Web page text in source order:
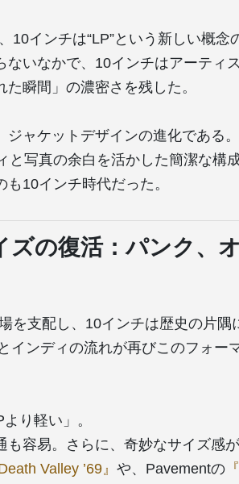
10インチは“LP”という新しい概念
ないなかで、10インチはアーティ
瞬間」の濃密さを残した。
ジャケットデザインの進化である
と写真の余白を活かした簡潔な構
10インチ時代だった。
ズの復活：パンク、
を支配し、10インチは歴史の片隅
インディの流れが再びこのフォー
り軽い」。
容易。さらに、奇妙なサイズ感が
Death Valley ’69』 や、Pavementの